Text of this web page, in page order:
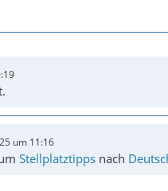
um 11:16
Stellplatztipps nach